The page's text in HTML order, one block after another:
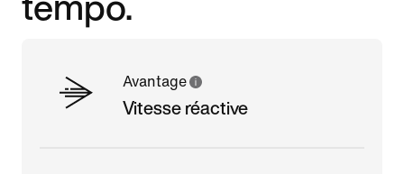
Avantage
Vitesse réactive